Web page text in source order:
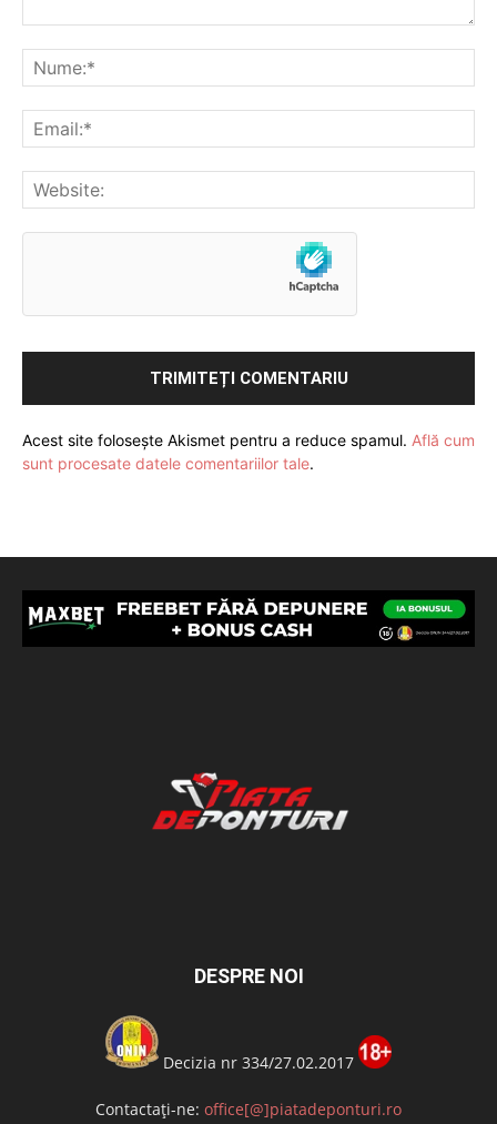
Acest site folosește Akismet pentru a reduce spamul. Află cum
sunt procesate datele comentariilor tale.
DESPRE NOI
Decizia nr 334/27.02.2017
Contactați-ne: office[@]piatadeponturi.ro